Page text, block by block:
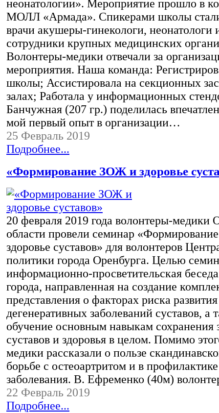
неонатологии». Мероприятие прошло в
МОЛЛ «Армада». Спикерами школы
врачи акушеры-гинекологи, неонатологи
сотрудники крупных медицинских
Волонтеры-медики отвечали за
мероприятия. Наша команда:
школы; Ассистировала на секционных
залах; Работала у информационных
Банчужная (207 гр.) поделилась
мой первый опыт в организации…
25 Февраль 2019
Подробнее...
«Формирование ЗОЖ и здоровье
20 февраля 2019 года волонтеры-медики
области провели семинар
здоровье суставов» для волонтеров
политики города Оренбурга. Целью
информационно-просветительская
города, направленная на создание
представления о факторах риска развития
дегенеративных заболеваний суставов, а
обучение основным навыкам сохранения
суставов и здоровья в целом. Помимо
медики рассказали о пользе
борьбе с остеоартритом и в
заболевания. В. Ефременко (40м)
22 Февраль 2019
Подробнее...